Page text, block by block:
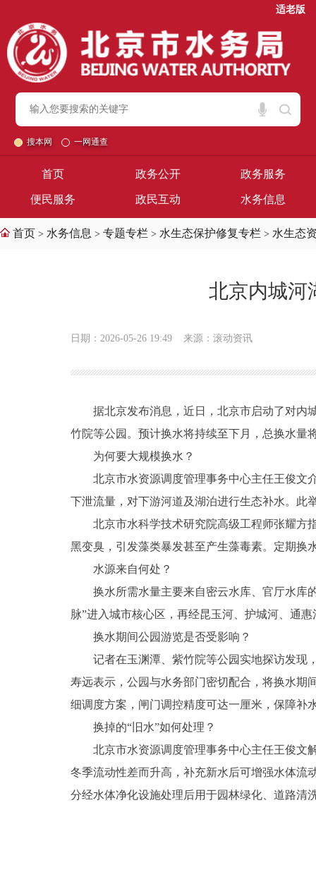
适老版
搜本网 一网通查
首页 政务公开 政务服务
便民服务 政民互动 水务信息
首页 > 水务信息 > 专题专栏 > 水生态保护修复专栏 > 水生态
北京内城河
日期：2026-05-26 19:49 来源：滚动资讯
据北京发布消息，近日，北京市启动了对内
竹院等公园。预计换水将持续至下月，总换水量
为何要大规模换水？
北京市水资源调度管理事务中心主任王俊文
下泄流量，对下游河道及湖泊进行生态补水。此
北京市水科学技术研究院高级工程师张耀方
黑变臭，引发藻类暴发甚至产生藻毒素。定期换
水源来自何处？
换水所需水量主要来自密云水库、官厅水库
脉”进入城市核心区，再经昆玉河、护城河、通
换水期间公园游览是否受影响？
记者在玉渊潭、紫竹院等公园实地探访发现
寿远表示，公园与水务部门密切配合，将换水期
细调度方案，闸门调控精度可达一厘米，保障补
换掉的“旧水”如何处理？
北京市水资源调度管理事务中心主任王俊文
冬季流动性差而升高，补充新水后可增强水体流
分经水体净化设施处理后用于园林绿化、道路清